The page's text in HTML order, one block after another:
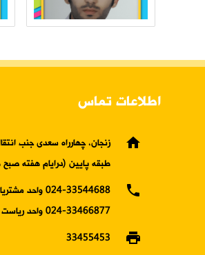
اطلاعات تماس
home
زنجان، چهارراه سعدی جنب
طبقه پایین (درایام هفته صبح ها 10 الی 13 عصر ها 16
phone
33466877-024 واحد ریاست 33478223-024 واحد روابط عمومی
print
33455453